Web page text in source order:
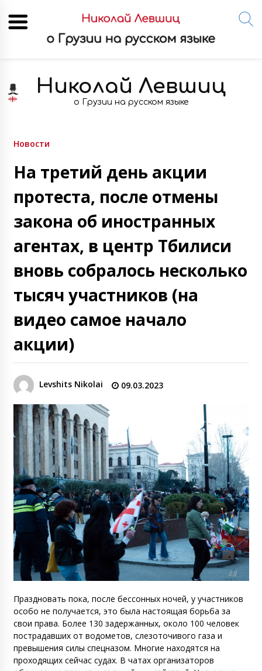
content
Николай Левшиц
о Грузии на русском языке
Новости
На третий день акции
протеста, после отмены
закона об иностранных
агентах, в центр Тбилиси
вновь собралось несколько
тысяч участников (на
видео самое начало
акции)
Levshits Nikolai 09.03.2023
Праздновать пока, после бессонных ночей, у участников
особо не получается, это была настоящая борьба за
свои права. Более 130 задержанных, около 100 человек
пострадавших от водометов, слезоточивого газа и
превышения силы спецназом. Многие находятся на
проходящих сейчас судах. В чатах организаторов